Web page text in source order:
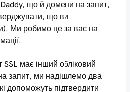
що й домени на запит,
що ви
Ми робимо це за вас на
має інший обліковий
запит, ми надішлемо два
допоможуть підтвердити